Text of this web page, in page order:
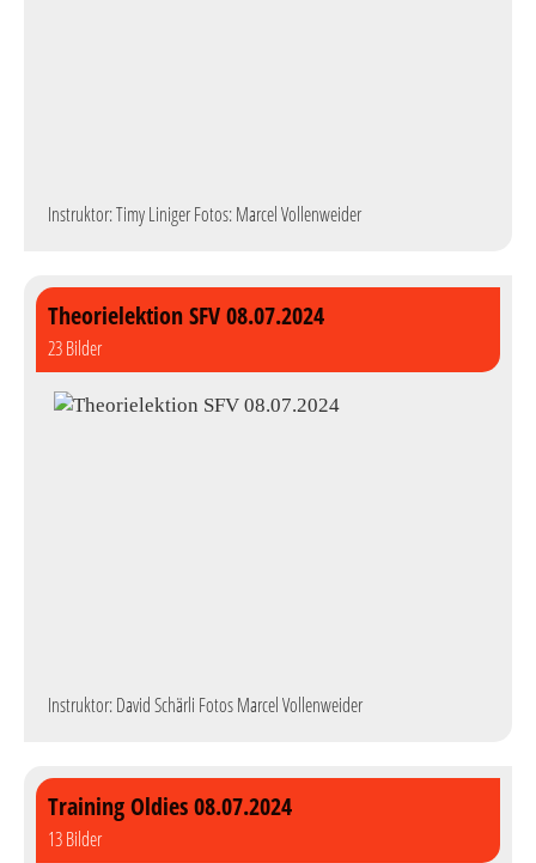
Instruktor: Timy Liniger Fotos: Marcel Vollenweider
Theorielektion SFV 08.07.2024
23 Bilder
Instruktor: David Schärli Fotos Marcel Vollenweider
Training Oldies 08.07.2024
13 Bilder